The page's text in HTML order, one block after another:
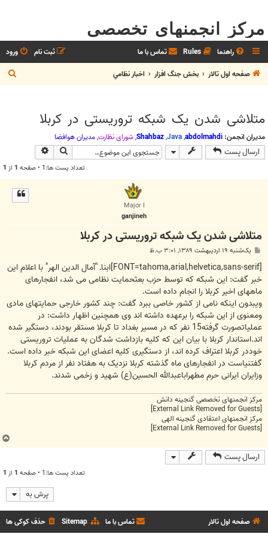
مرکز انجمنهای تخصصی
راهنما Rules تماس با ما ورود
ثبت نام
صفحه اول تالار
بخش جنگ افزار اخبار نظامي
س
متلاشی شدن یک شبکه تروریستی در کربلا
مدیران انجمن: abdolmahdi
,
Java
,
Shahbaz
,شوراي نظارت,مديران هوافضا
ارسال پست جستجو
تعداد پست ها:1 • صفحه 1 از 1
Major I
ganjineh
متلاشی شدن یک شبکه تروریستی در کربلا
ت
یک‌شنبه ۱۹ اردیبهشت ۱۳۸۹, ۳:۰۱ ب.ظ
[FONT=tahoma,arial,helvetica,sans-serif]ابناـ "آمال الدين الهر" با اعلام این
خبر گفت: این شبکه که توسط حزب بعثحمایت نظامی می شد، انفجارهای
ماههای اخیر کربلا را انجام داده است.
ویبدون اینکه نامی از کشور خاصی ببرد گفت: چند کشور خارجی حمایتهای مادی
ومعنوی از این شبکه را برعهده داشته اند وی همچنین اظهار داشت: در
عملیاتصورت گرفته15 نفر که در مسیر بغداد تا کربلا مستقر بودند، دستگیر شده
اند.استاندار کربلا با بیان این که کلیه بازداشت شدگان به عملیات تروریستی
خوددر کربلا اعتراف کرده اند، از دستگیری کلیه اعضای این شبکه خبر داده است.
گفتنیاست در انفجارهای ماه گذشته کربلا نزدیک به هفتاد نفر از مردم کربلا
وزایران ایرانی حرم مطهراباعبدالله الحسین(ع) شهید و زخمی شدند.
مرکز انجمنهای تخصصی گنجینه دانش
[External Link Removed for Guests]
مرکز انجمنهای اعتقادی گنجینه الهی
[External Link Removed for Guests]
ارسال پست
تعداد پست ها:1 • صفحه 1 از 1
پرش به
صفحه اول تالار حذف کوکی ها Sitemap تماس با ما